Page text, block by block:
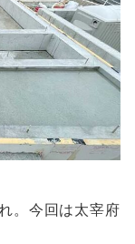
。今回は太宰府